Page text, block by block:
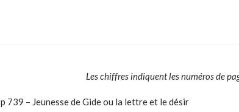
Les chiffres indiquent les numéros de
p 739 – Jeunesse de Gide ou la lettre et le désir